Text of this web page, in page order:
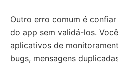
Outro erro comum é
do app sem validá-los.
aplicativos de
bugs, mensagens